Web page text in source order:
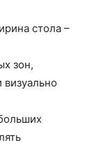
стола –
зон,